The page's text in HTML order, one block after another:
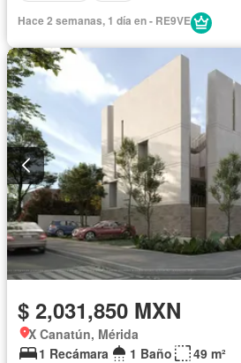
Hace 2 semanas, 1 día en - RE9VE
$ 2,031,850 MXN
X Canatún, Mérida
1 Recámara
1 Baño
49 m²